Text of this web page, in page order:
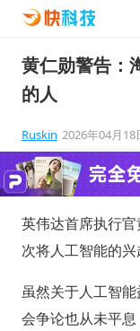
黄仁勋警告：
的人
Ruskin 2026年04月18
英伟达首席执行
次将人工智能的兴
虽然关于人工智
会争论也从未平